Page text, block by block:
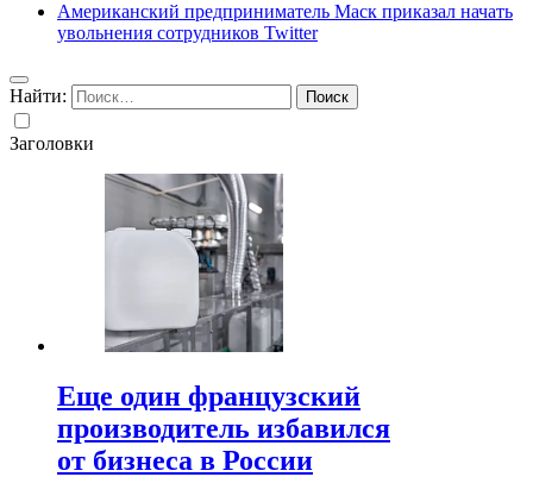
Американский предприниматель Маск приказал начать
увольнения сотрудников Twitter
Найти:
Заголовки
Еще один французский
производитель избавился
от бизнеса в России